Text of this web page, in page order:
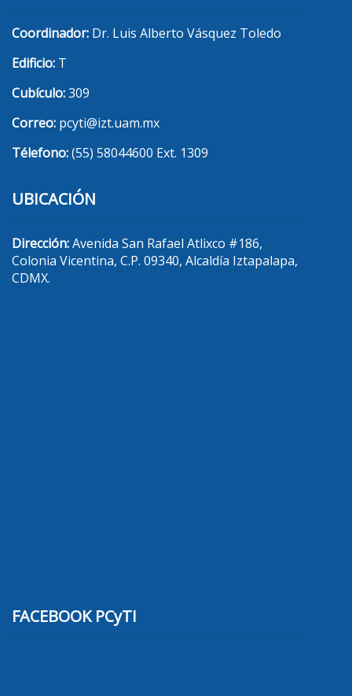
Coordinador: Dr. Luis Alberto Vásquez Toledo
Edificio: T
Cubículo:309
Correo: pcyti@izt.uam.mx
Télefono:(55) 58044600 Ext. 1309
UBICACIÓN
Dirección:Avenida San Rafael Atlixco #186,
Colonia Vicentina, C.P. 09340, Alcaldía Iztapalapa,
CDMX.
FACEBOOK PCyTI